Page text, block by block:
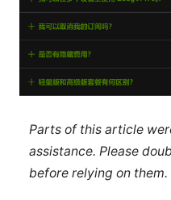
Parts of this article
assistance. Please
before relying on them.